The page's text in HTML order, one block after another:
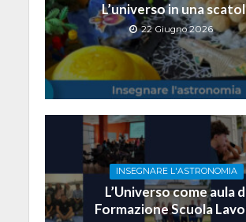
L’universo in una
22 Giugno 2026
INSEGNARE L'ASTRONOMIA
L’Universo come aula
Formazione Scuola